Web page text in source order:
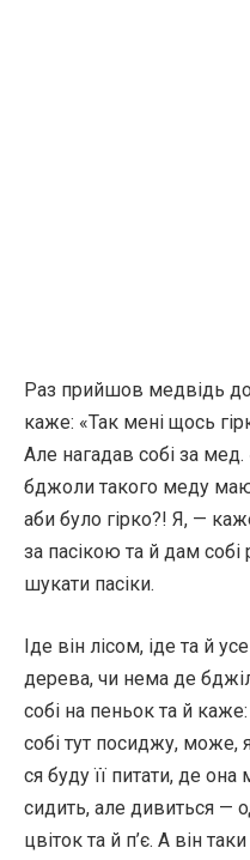
Раз прийшов медвідь до
каже: «Так мені щось
Але нагадав собі за
бджоли такого меду
аби було гірко?! Я, —
за пасікою та й дам
шукати пасіки.
Іде він лісом, іде та й
дерева, чи нема де
собі на пеньок та й
собі тут посиджу, може,
ся буду її питати, де
сидить, але дивиться —
цвіток та й п’є. А він